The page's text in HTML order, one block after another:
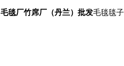
毛毯厂竹席厂（丹兰）批发毛毯毯